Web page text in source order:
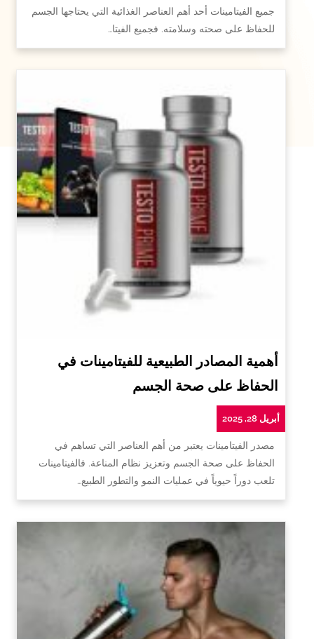
جميع الفيتامينات أحد أهم العناصر الغذائية التي يحتاجها الجسم
للحفاظ على صحته وسلامته. فجميع الفيتا…
أهمية المصادر الطبيعية للفيتامينات في
الحفاظ على صحة الجسم
أبريل 28, 2025
مصدر الفيتامينات يعتبر من أهم العناصر التي تساهم في
الحفاظ على صحة الجسم وتعزيز نظام المناعة. فالفيتامينات
تلعب دوراً حيوياً في عمليات النمو والتطور الطبيع…